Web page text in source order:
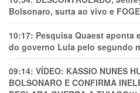
Bolsonaro, surta ao vivo e
10:17: Pesquisa Quaest aponta
do governo Lula pelo segundo
09:14: VÍDEO: KASSIO NUNES
BOLSONARO E CONFIRMA